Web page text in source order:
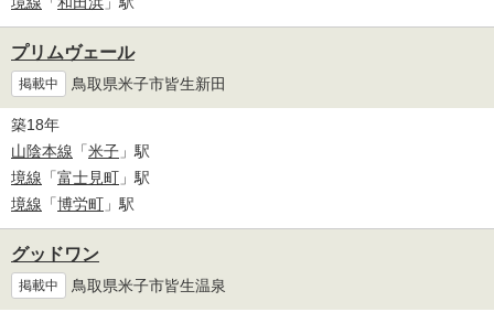
プリムヴェール
掲載中 鳥取県米子市皆生新田
築18年
山陰本線 「米子 」駅
境線 「富士見町 」駅
境線 「博労町 」駅
グッドワン
掲載中 鳥取県米子市皆生温泉